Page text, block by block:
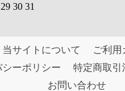
29 30 31
当サイトについて
ご利用
シーポリシー
特定商取引
お問い合わせ